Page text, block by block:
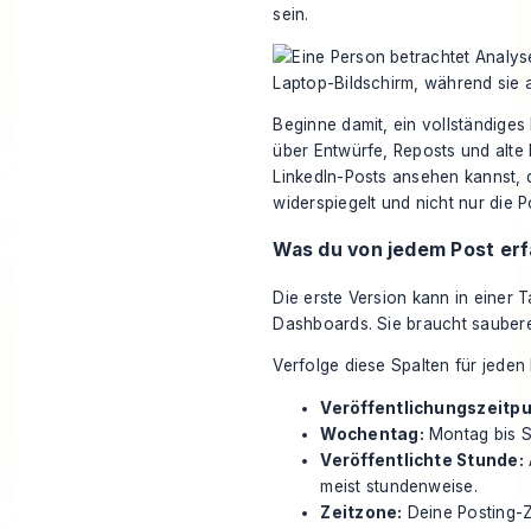
sein.
Beginne damit, ein
über Entwürfe, Reposts und
LinkedIn-Posts ansehen kannst
widerspiegelt und nicht nur die
Was du von jedem Post
Die erste Version kann in einer
Dashboards. Sie braucht
Verfolge diese Spalten für jeden
Wochentag: Montag bis
Veröffentlichte Stunde:
meist stundenweise.
Zeitzone: Deine